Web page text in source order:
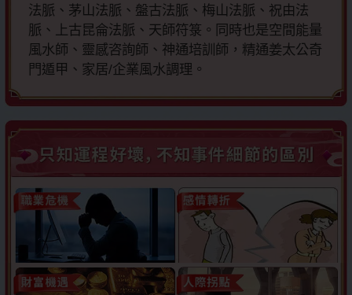
法脈、茅山法脈、盤古法脈、梅山法脈、祝由法
脈、上古昆侖法脈、天師符箓。同時也是空間能量
風水師、靈感咨詢師、神通培訓師，精通姜太公奇
門遁甲、家居/企業風水調理。